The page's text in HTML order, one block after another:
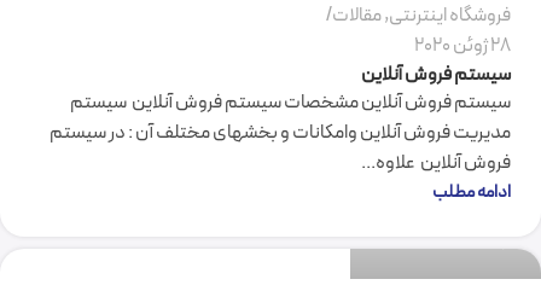
فروشگاه اینترنتی,مقالات
28 ژوئن 2020
سیستم فروش آنلاین
سیستم فروش آنلاین مشخصات سیستم فروش آنلاین سیستم
مدیریت فروش آنلاین وامکانات و بخشهای مختلف آن : در سیستم
فروش آنلاین علاوه...
ادامه مطلب
گروه نرم افزاری فرکام